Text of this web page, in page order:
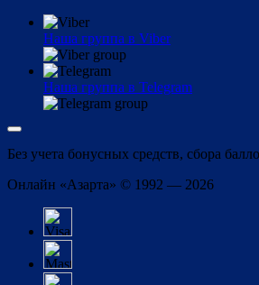
Наша группа в Viber
Наша группа в Telegram
Без учета бонусных средств, сбора
Онлайн «Азарта» © 1992 — 2026